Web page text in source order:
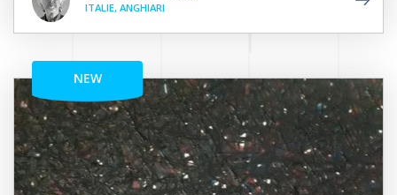
ITALIE, ANGHIARI
NEW